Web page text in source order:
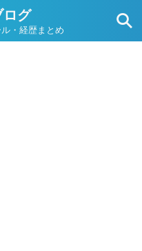
ログ
・経歴まとめ